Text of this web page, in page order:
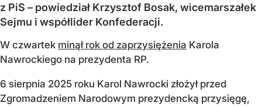
z PiS – powiedział Krzysztof Bosak, wicemarszałek
Sejmu i współlider Konfederacji.
W czwartek minął rok od zaprzysiężenia Karola
Nawrockiego na prezydenta RP.
6 sierpnia 2025 roku Karol Nawrocki złożył przed
Zgromadzeniem Narodowym prezydencką przysięgę,